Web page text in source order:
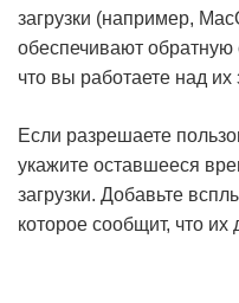
загрузки (например,
обеспечивают обратную
что вы работаете над их
Если разрешаете
укажите оставшееся
загрузки. Добавьте
которое сообщит, что